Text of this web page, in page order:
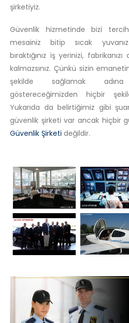
şirketiyiz.
Güvenlik hizmetinde bizi
mesainiz bitip sıcak
bıraktığınız iş yerinizi,
kalmazsınız. Çünkü sizin
şekilde sağlamak
göstereceğimizden hiçbir
Yukarıda da belirtiğimiz gibi
güvenlik şirketi var ancak hiçbir
Güvenlik Şirketi değildir.